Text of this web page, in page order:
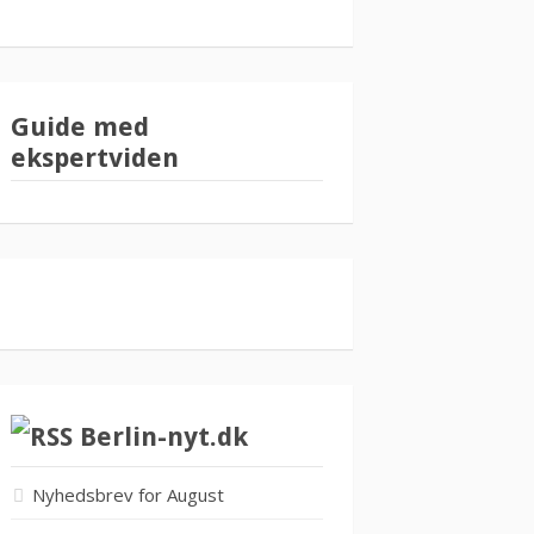
Guide med
ekspertviden
Berlin-nyt.dk
Nyhedsbrev for August